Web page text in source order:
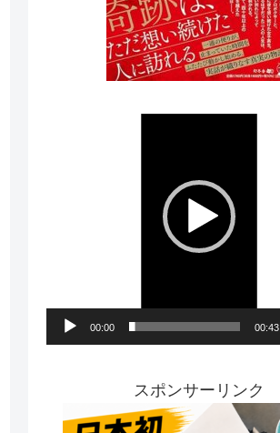
レ
ー
ヤ
00:00 00:43
スポンサーリンク